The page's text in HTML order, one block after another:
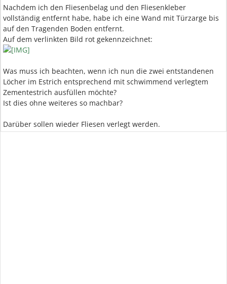
Nachdem ich den Fliesenbelag und den Fliesenkleber
vollständig entfernt habe, habe ich eine Wand mit Türzarge bis
auf den Tragenden Boden entfernt.
Auf dem verlinkten Bild rot gekennzeichnet:
Was muss ich beachten, wenn ich nun die zwei entstandenen
Löcher im Estrich entsprechend mit schwimmend verlegtem
Zementestrich ausfüllen möchte?
Ist dies ohne weiteres so machbar?
Darüber sollen wieder Fliesen verlegt werden.